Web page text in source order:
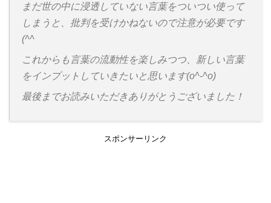
まだ世の中に浸透していない言葉をついつい使って
しまうと、批判を受けかねないので注意が必要です
(^^ゞ
これからも言葉の流動性を楽しみつつ、新しい言葉
をインプットしていきたいと思います(o^-^o)
最後までお読みいただきありがとうございました！
スポンサーリンク